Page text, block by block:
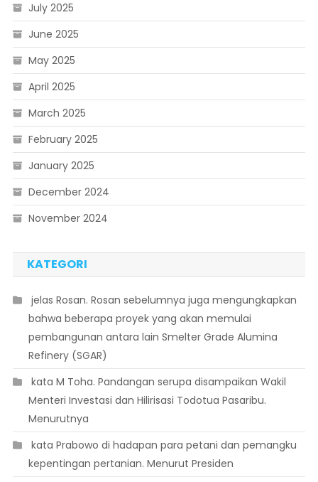
July 2025
June 2025
May 2025
April 2025
March 2025
February 2025
January 2025
December 2024
November 2024
KATEGORI
 jelas Rosan. Rosan sebelumnya juga mengungkapkan
bahwa beberapa proyek yang akan memulai
pembangunan antara lain Smelter Grade Alumina
Refinery (SGAR)
 kata M Toha. Pandangan serupa disampaikan Wakil
Menteri Investasi dan Hilirisasi Todotua Pasaribu.
Menurutnya
 kata Prabowo di hadapan para petani dan pemangku
kepentingan pertanian. Menurut Presiden